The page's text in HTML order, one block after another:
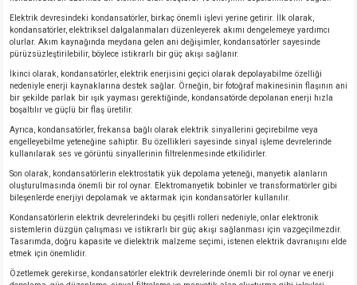
Elektrik devresindeki kondansatörler, birkaç önemli işlevi yerine getirir. İlk olarak,
kondansatörler, elektriksel dalgalanmaları düzenleyerek akımı dengelemeye yardımcı
olurlar. Akım kaynağında meydana gelen ani değişimler, kondansatörler sayesinde
pürüzsüzleştirilebilir, böylece istikrarlı bir güç akışı sağlanır.
İkinci olarak, kondansatörler, elektrik enerjisini geçici olarak depolayabilme özelliği
nedeniyle enerji kaynaklarına destek sağlar. Örneğin, bir fotoğraf makinesinin flaşının ani
bir şekilde parlak bir ışık yayması gerektiğinde, kondansatörde depolanan enerji hızla
boşaltılır ve güçlü bir flaş üretilir.
Ayrıca, kondansatörler, frekansa bağlı olarak elektrik sinyallerini geçirebilme veya
engelleyebilme yeteneğine sahiptir. Bu özellikleri sayesinde sinyal işleme devrelerinde
kullanılarak ses ve görüntü sinyallerinin filtrelenmesinde etkilidirler.
Son olarak, kondansatörlerin elektrostatik yük depolama yeteneği, manyetik alanların
oluşturulmasında önemli bir rol oynar. Elektromanyetik bobinler ve transformatörler gibi
bileşenlerde enerjiyi depolamak ve aktarmak için kondansatörler kullanılır.
Kondansatörlerin elektrik devrelerindeki bu çeşitli rolleri nedeniyle, onlar elektronik
sistemlerin düzgün çalışması ve istikrarlı bir güç akışı sağlanması için vazgeçilmezdir.
Tasarımda, doğru kapasite ve dielektrik malzeme seçimi, istenen elektrik davranışını elde
etmek için önemlidir.
Özetlemek gerekirse, kondansatörler elektrik devrelerinde önemli bir rol oynar ve enerji